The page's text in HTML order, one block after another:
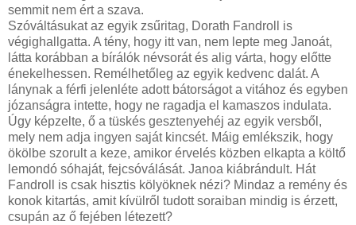
semmit nem ért a szava.
Szóváltásukat az egyik zsűritag, Dorath Fandroll is
végighallgatta. A tény, hogy itt van, nem lepte meg Janoát,
látta korábban a bírálók névsorát és alig várta, hogy előtte
énekelhessen. Remélhetőleg az egyik kedvenc dalát. A
lánynak a férfi jelenléte adott bátorságot a vitához és egyben
józanságra intette, hogy ne ragadja el kamaszos indulata.
Úgy képzelte, ő a tüskés gesztenyehéj az egyik versből,
mely nem adja ingyen saját kincsét. Máig emlékszik, hogy
ökölbe szorult a keze, amikor érvelés közben elkapta a költő
lemondó sóhaját, fejcsóválását. Janoa kiábrándult. Hát
Fandroll is csak hisztis kölyöknek nézi? Mindaz a remény és
konok kitartás, amit kívülről tudott soraiban mindig is érzett,
csupán az ő fejében létezett?